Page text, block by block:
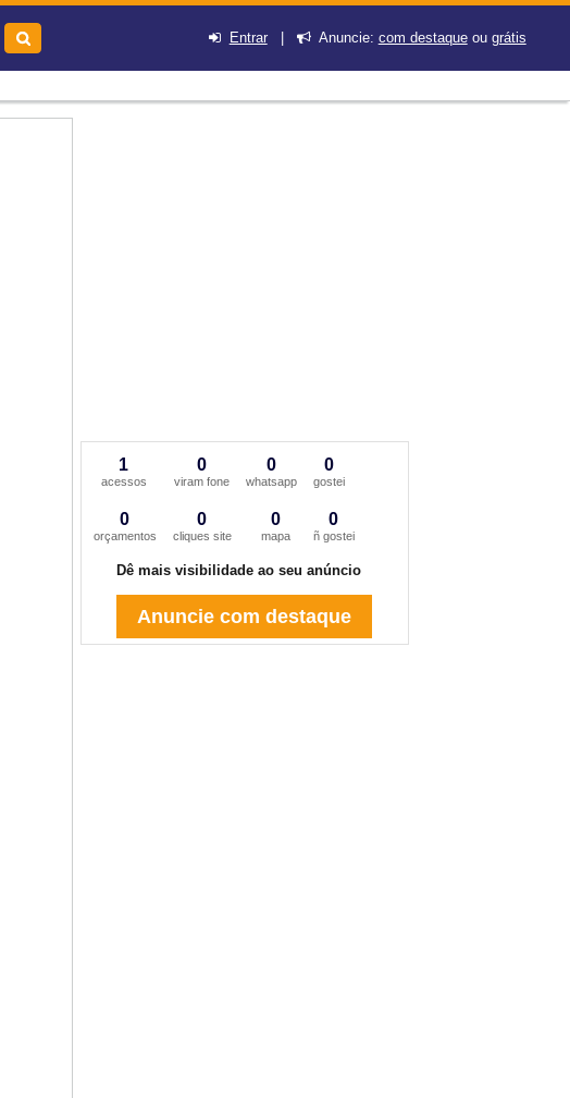
Entrar| Anuncie: com destaqueou grátis
1
acessos
0
viram fone
0
whatsapp
0
gostei
0
orçamentos
0
cliques site
0
mapa
0
ñ gostei
Dê mais visibilidade ao seu anúncio
Anuncie com destaque